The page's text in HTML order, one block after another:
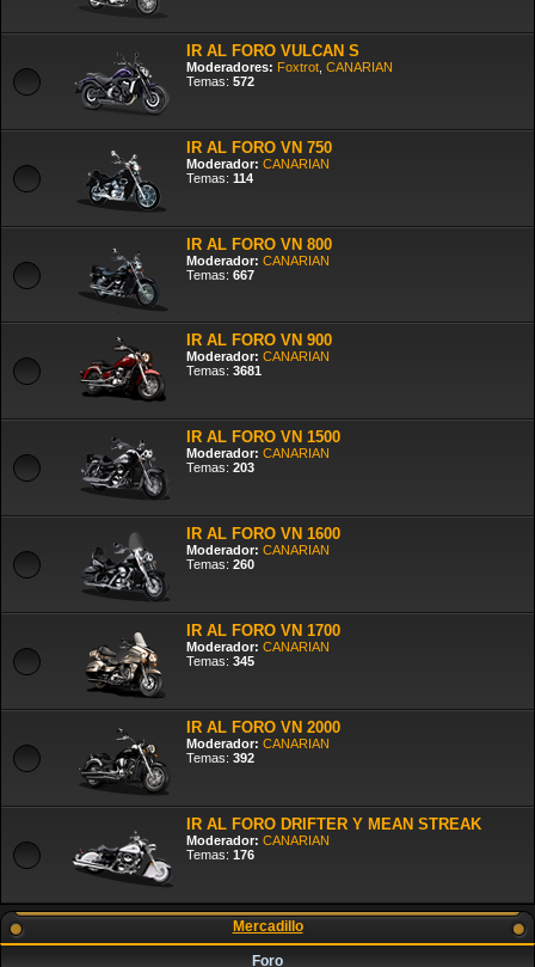
IR AL FORO VULCAN S
Moderadores: Foxtrot CANARIAN
Temas: 572
IR AL FORO VN 750
Moderador: CANARIAN
Temas: 114
IR AL FORO VN 800
Moderador: CANARIAN
Temas: 667
IR AL FORO VN 900
Moderador: CANARIAN
Temas: 3681
IR AL FORO VN 1500
Moderador: CANARIAN
Temas: 203
IR AL FORO VN 1600
Moderador: CANARIAN
Temas: 260
IR AL FORO VN 1700
Moderador: CANARIAN
Temas: 345
IR AL FORO VN 2000
Moderador: CANARIAN
Temas: 392
IR AL FORO DRIFTER Y MEAN STREAK
Moderador: CANARIAN
Temas: 176
Mercadillo
Foro